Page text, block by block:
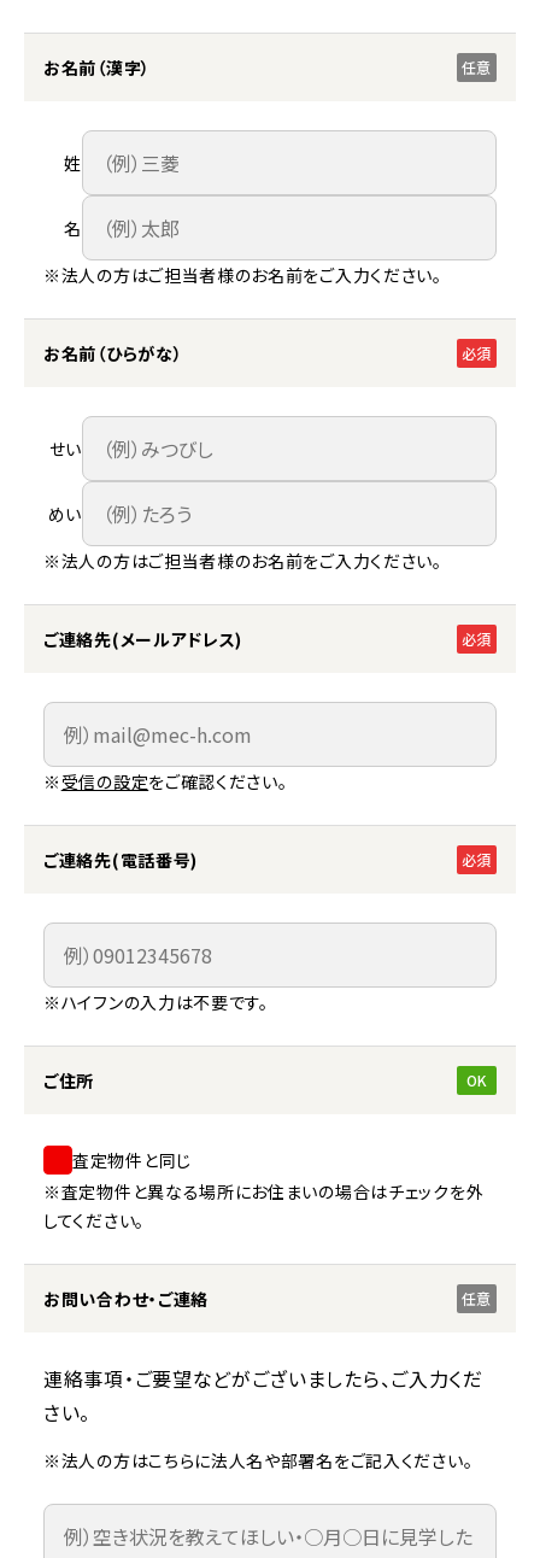
お名前（漢字） 任意
姓
名
※法人の方はご担当者様のお名前をご入力ください。
お名前（ひらがな） 必須
せい
めい
※法人の方はご担当者様のお名前をご入力ください。
ご連絡先(メールアドレス) 必須
※ 受信の設定をご確認ください。
ご連絡先(電話番号) 必須
※ハイフンの入力は不要です。
ご住所 OK
査定物件と同じ
※査定物件と異なる場所にお住まいの場合はチェックを外
してください。
お問い合わせ・ご連絡 任意
連絡事項・ご要望などがございましたら、ご入力くだ
さい。
※法人の方はこちらに法人名や部署名をご記入ください。